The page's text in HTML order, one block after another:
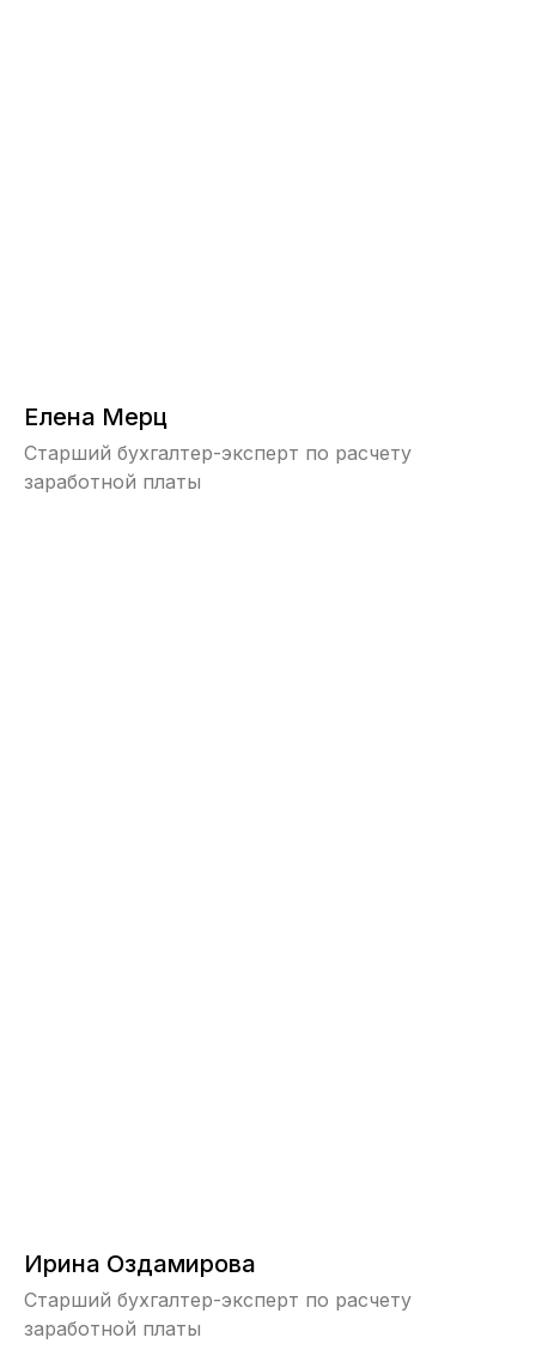
Елена Мерц
Старший бухгалтер-эксперт по расчету
заработной платы
Ирина Оздамирова
Старший бухгалтер-эксперт по расчету
заработной платы